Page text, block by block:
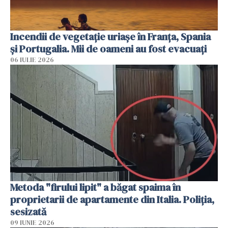
Incendii de vegetație uriașe în Franța, Spania
și Portugalia. Mii de oameni au fost evacuați
06 IULIE 2026
Metoda "firului lipit" a băgat spaima în
proprietarii de apartamente din Italia. Poliția,
sesizată
09 IUNIE 2026